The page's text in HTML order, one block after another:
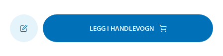
LEGG I HANDLEVOGN